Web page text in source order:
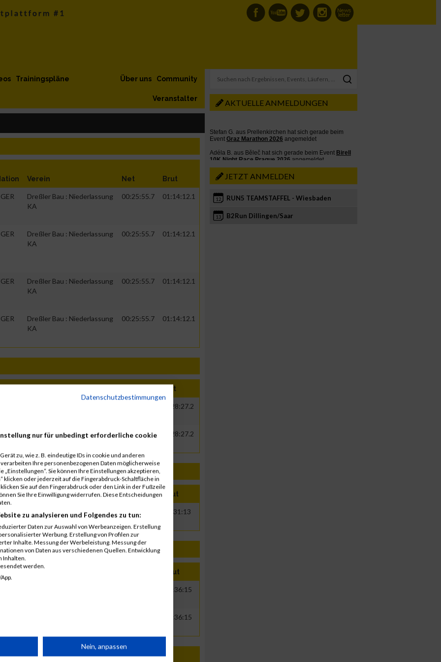
Trainingspläne Community
Über uns
Veranstalter
Verein Net Brut
GER
Dreßler Bau : Niederlassung
KA
00:25:55.7 01:14:12.1
GER
Dreßler Bau : Niederlassung
KA
00:25:55.7 01:14:12.1
GER
Dreßler Bau : Niederlassung
KA
00:25:55.7 01:14:12.1
GER
Dreßler Bau : Niederlassung
KA
00:25:55.7 01:14:12.1
Brut
00:28:27.2
Streamergy GmbH 00:25:37.9 00:28:27.2
Nation Verein Net Brut
Streamergy GmbH 00:23:29 00:31:13
Brut
00:36:15
00:36:15
AKTUELLE ANMELDUNGEN
JETZT ANMELDEN
12 RUN5 TEAMSTAFFEL - Wiesbaden
13 B2Run Dillingen/Saar
Datenschutzbestimmungen
nur für unbedingt erforderliche cookie
zu, wie z. B. eindeutige IDs in cookie und anderen
Ihre personenbezogenen Daten möglicherweise
Sie können Ihre Einstellungen akzeptieren,
klicken oder jederzeit auf die Fingerabdruck-Schaltfläche in
Sie auf den Fingerabdruck oder den Link in der Fußzeile
Sie Ihre Einwilligung widerrufen. Diese Entscheidungen
zu analysieren und Folgendes zu tun:
Daten zur Auswahl von Werbeanzeigen. Erstellung
Werbung. Erstellung von Profilen zur
Inhalte. Messung der Werbeleistung. Messung der
von Daten aus verschiedenen Quellen. Entwicklung
Inhalten.
werden.
Nein, anpassen